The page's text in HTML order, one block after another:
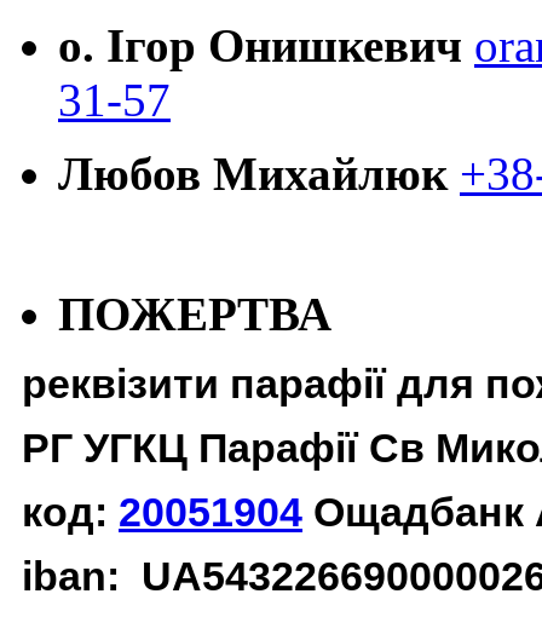
о. Ігор Онишкевич
31-57
Любов Михайлюк
ПОЖЕРТВА
реквізити парафії для
РГ УГКЦ Парафії Св
код: 20051904 Ощадбанк
iban: